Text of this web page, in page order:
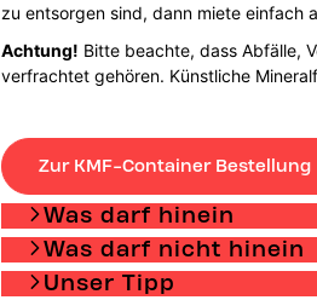
zu entsorgen sind, dann miete einfach
Achtung! Bitte beachte, dass Abfälle,
verfrachtet gehören. Künstliche
Zur KMF-Container Bestellung
Was darf hinein
Was darf nicht hinein
Unser Tipp